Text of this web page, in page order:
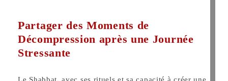
Partager des Moments de
Décompression après une Journée
Stressante
Le Shabbat, avec ses rituels et sa capacité à créer une